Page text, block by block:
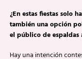
¿En estas fiestas solo
también una opción
el público de espaldas
Hay una intención